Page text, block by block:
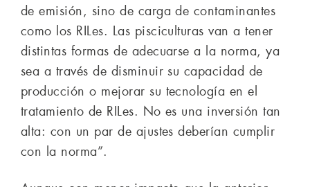
de emisión, sino de carga de contaminantes
como los RILes. Las pisciculturas van a tener
distintas formas de adecuarse a la norma, ya
sea a través de disminuir su capacidad de
producción o mejorar su tecnología en el
tratamiento de RILes. No es una inversión tan
alta: con un par de ajustes deberían cumplir
con la norma”.